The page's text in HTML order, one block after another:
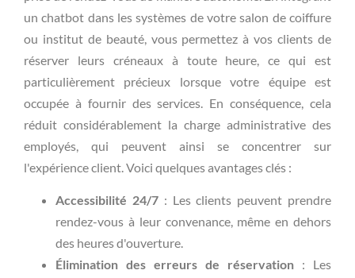
un chatbot dans les systèmes de votre salon de coiffure
ou institut de beauté, vous permettez à vos clients de
réserver leurs créneaux à toute heure, ce qui est
particulièrement précieux lorsque votre équipe est
occupée à fournir des services. En conséquence, cela
réduit considérablement la charge administrative des
employés, qui peuvent ainsi se concentrer sur
l'expérience client. Voici quelques avantages clés :
Accessibilité 24/7: Les clients peuvent prendre
rendez-vous à leur convenance, même en dehors
des heures d'ouverture.
Élimination des erreurs de réservation : Les